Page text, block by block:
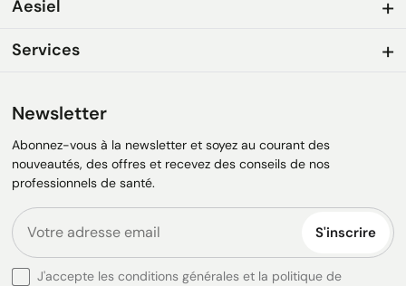
Aesiel
Services
Newsletter
Abonnez-vous à la newsletter et soyez au courant des
nouveautés, des offres et recevez des conseils de nos
professionnels de santé.
S'inscrire
J'accepte les conditions générales et la politique de